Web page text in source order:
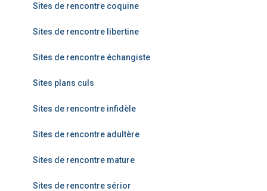
Sites de rencontre coquine
Sites de rencontre libertine
Sites de rencontre échangiste
Sites plans culs
Sites de rencontre infidèle
Sites de rencontre adultère
Sites de rencontre mature
Sites de rencontre sérior